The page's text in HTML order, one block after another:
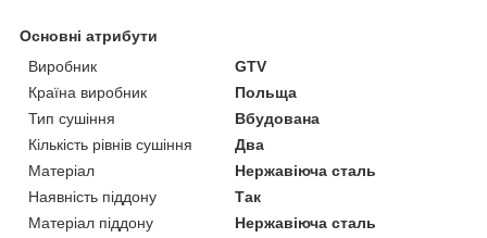
Основні атрибути
Виробник
GTV
Країна виробник
Польща
Тип сушіння
Вбудована
Кількість рівнів сушіння
Два
Матеріал
Нержавіюча сталь
Наявність піддону
Так
Матеріал піддону
Нержавіюча сталь